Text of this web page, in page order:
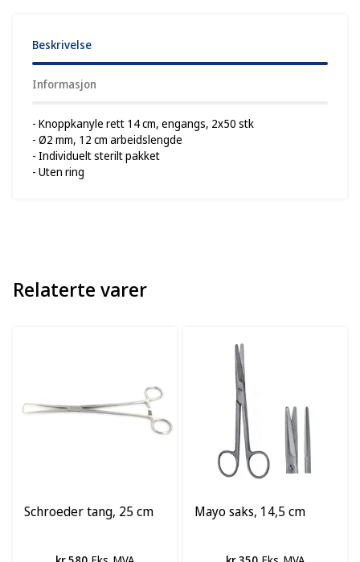
Beskrivelse
Informasjon
- Knoppkanyle rett 14 cm, engangs, 2x50 stk
- Ø2 mm, 12 cm arbeidslengde
- Individuelt sterilt pakket
- Uten ring
Relaterte varer
Schroeder tang, 25 cm Mayo saks, 14,5 cm